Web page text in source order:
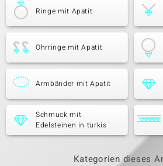
Ringe mit Apatit
Ohrringe mit Apatit
Armbänder mit Apatit
Schmuck mit
Edelsteinen in türkis
Kategorien dieses